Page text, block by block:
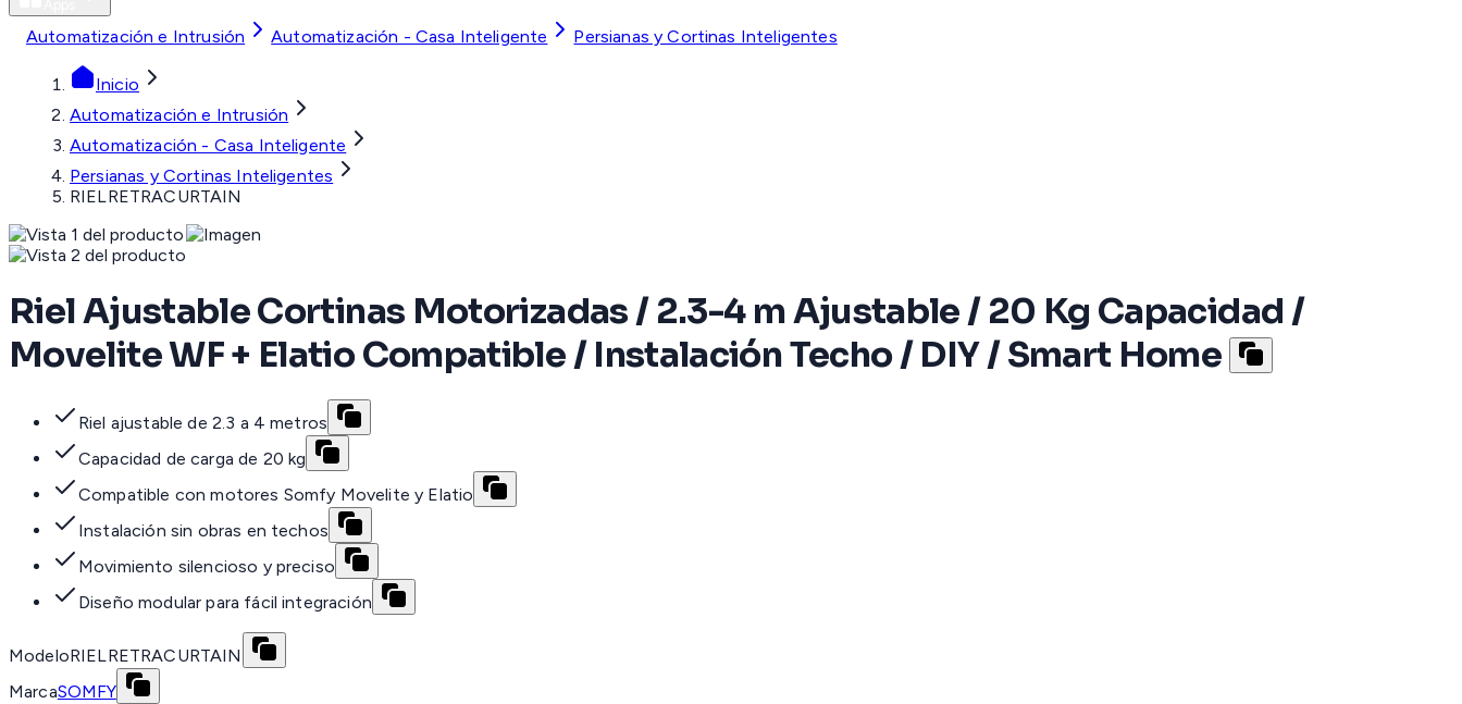
Automatización e Intrusión Automatización - Casa Inteligente Persianas y Cortinas Inteligentes
Inicio
Automatización e Intrusión
Automatización - Casa Inteligente
Persianas y Cortinas Inteligentes
RIELRETRACURTAIN
Riel Ajustable Cortinas Motorizadas / 2.3-4 m Ajustable / 20 Kg Capacidad /
Movelite WF + Elatio Compatible / Instalación Techo / DIY / Smart Home
Riel ajustable de 2.3 a 4 metros
Capacidad de carga de 20 kg
Compatible con motores Somfy Movelite y Elatio
Instalación sin obras en techos
Movimiento silencioso y preciso
Diseño modular para fácil integración
ModeloRIELRETRACURTAIN
MarcaSOMFY